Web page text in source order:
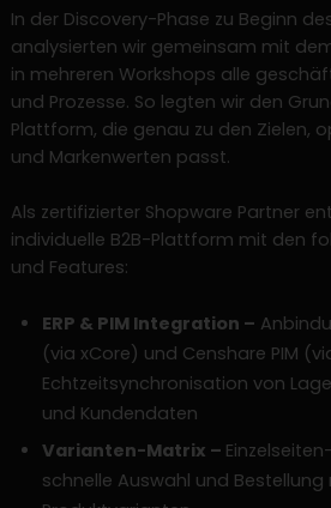
In der Discovery-Phase zu Beginn
analysierten wir gemeinsam mit
in mehreren Workshops alle
und Prozesse. So legten wir den
Plattform, die genau zu den Zielen,
und Markenwerten passt.
Als zertifizierter Shopware Partner
individuelle B2B-Plattform mit den
und Features:
ERP & PIM Integration –
(via xCore) und Censhare PIM
Echtzeitsynchronisation von
und Kundendaten
Varianten-Matrix –
schnelle Auswahl und Bestellung